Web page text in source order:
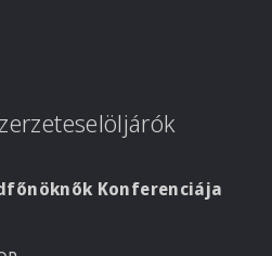
Konferenciája